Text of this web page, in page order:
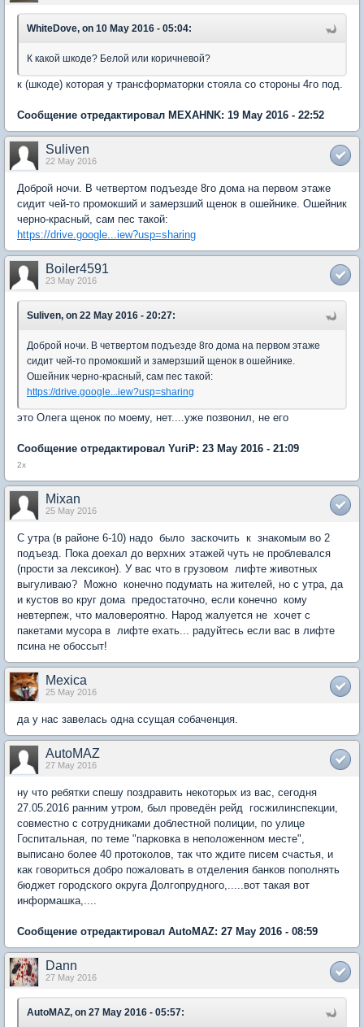
WhiteDove, on 10 May 2016 - 05:04:
К какой шкоде? Белой или коричневой?
к (шкоде) которая у трансформаторки стояла со стороны 4го под.
Сообщение отредактировал MEXAHNK: 19 May 2016 - 22:52
Suliven
22 May 2016
Доброй ночи. В четвертом подъезде 8го дома на первом этаже
сидит чей-то промокший и замерзший щенок в ошейнике. Ошейник
черно-красный, сам пес такой:
https://drive.google...iew?usp=sharing
Boiler4591
23 May 2016
Suliven, on 22 May 2016 - 20:27:
Доброй ночи. В четвертом подъезде 8го дома на первом этаже
сидит чей-то промокший и замерзший щенок в ошейнике.
Ошейник черно-красный, сам пес такой:
https://drive.google...iew?usp=sharing
это Олега щенок по моему, нет....уже позвонил, не его
Сообщение отредактировал YuriP: 23 May 2016 - 21:09
2х
Mixan
25 May 2016
С утра (в районе 6-10) надо было заскочить к знакомым во 2
подъезд. Пока доехал до верхних этажей чуть не проблевался
(прости за лексикон). У вас что в грузовом лифте животных
выгуливаю? Можно конечно подумать на жителей, но с утра, да
и кустов во круг дома предостаточно, если конечно кому
невтерпеж, что маловероятно. Народ жалуется не хочет с
пакетами мусора в лифте ехать... радуйтесь если вас в лифте
псина не обоссыт!
Mexica
25 May 2016
да у нас завелась одна ссущая собаченция.
AutoMAZ
27 May 2016
ну что ребятки спешу поздравить некоторых из вас, сегодня
27.05.2016 ранним утром, был проведён рейд госжилинспекции,
совместно с сотрудниками доблестной полиции, по улице
Госпитальная, по теме "парковка в неположенном месте",
выписано более 40 протоколов, так что ждите писем счастья, и
как говориться добро пожаловать в отделения банков пополнять
бюджет городского округа Долгопрудного,.....вот такая вот
информашка,....
Сообщение отредактировал AutoMAZ: 27 May 2016 - 08:59
Dann
27 May 2016
AutoMAZ, on 27 May 2016 - 05:57: